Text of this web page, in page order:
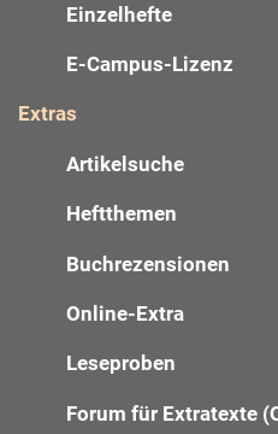
Einzelhefte
E-Campus-Lizenz
Extras
Artikelsuche
Heftthemen
Buchrezensionen
Online-Extra
Leseproben
Forum für Extratexte